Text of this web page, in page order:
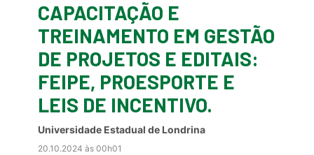
CAPACITAÇÃO E
TREINAMENTO EM GESTÃO
DE PROJETOS E EDITAIS:
FEIPE, PROESPORTE E
LEIS DE INCENTIVO.
Universidade Estadual de Londrina
20.10.2024 às 00h01